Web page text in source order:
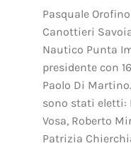
Pasquale
Canottieri
Nautico Punta
presidente con
Paolo Di
sono stati eletti:
Vosa, Roberto
Patrizia